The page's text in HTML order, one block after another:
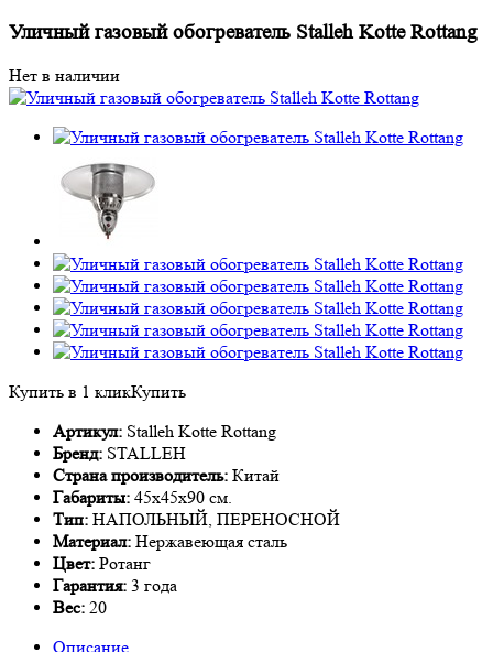
Уличный газовый обогреватель Stalleh Kotte Rottang
Нет в наличии
Купить в 1 кликКупить
Артикул: Stalleh Kotte Rottang
Бренд: STALLEH
Страна производитель: Китай
Габариты: 45x45x90 см.
Тип: НАПОЛЬНЫЙ, ПЕРЕНОСНОЙ
Материал: Нержавеющая сталь
Цвет: Ротанг
Гарантия: 3 года
Вес: 20
Описание